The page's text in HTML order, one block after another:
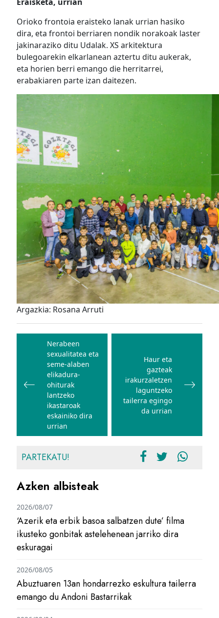
Eraisketa, urrian
Orioko frontoia eraisteko lanak urrian hasiko
dira, eta frontoi berriaren nondik norakoak laster
jakinaraziko ditu Udalak. XS arkitektura
bulegoarekin elkarlanean aztertu ditu aukerak,
eta horien berri emango die herritarrei,
erabakiaren parte izan daitezen.
Argazkia: Rosana Arruti
Bidalketetan
zehar
nabigatu
Nerabeen
sexualitatea eta
seme-alaben
elikadura-
ohiturak
lantzeko
ikastaroak
eskainiko dira
urrian
Haur eta
gazteak
irakurzaletzen
laguntzeko
tailerra egingo
da urrian
PARTEKATU!
Azken albisteak
‘Azerik eta erbik basoa salbatzen dute’ filma
ikusteko gonbitak astelehenean jarriko dira
eskuragai
2026/08/07
Abuztuaren 13an hondarrezko eskultura tailerra
emango du Andoni Bastarrikak
2026/08/05